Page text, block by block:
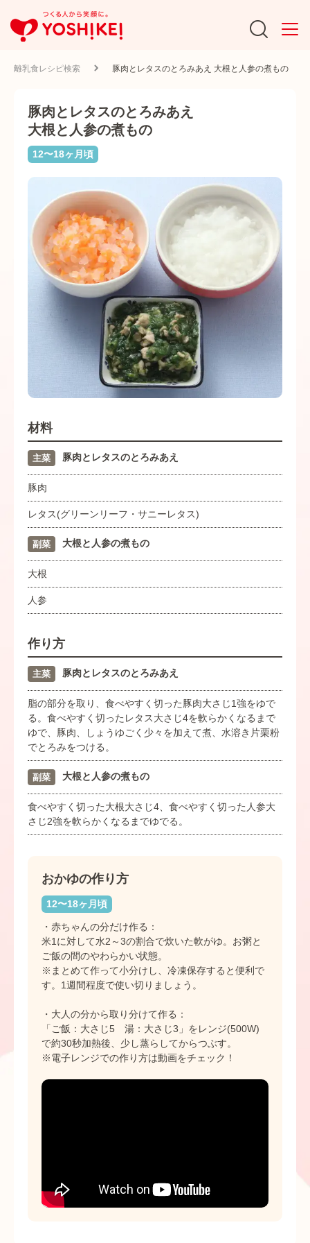
離乳食レシピ検索 豚肉とレタスのとろみあえ 大根と人参の煮もの
豚肉とレタスのとろみあえ
大根と人参の煮もの
12〜18ヶ月頃
材料
主菜 豚肉とレタスのとろみあえ
豚肉
レタス(グリーンリーフ・サニーレタス)
副菜 大根と人参の煮もの
大根
人参
作り方
主菜 豚肉とレタスのとろみあえ
脂の部分を取り、食べやすく切った豚肉大さじ1強をゆで
る。食べやすく切ったレタス大さじ4を軟らかくなるまで
ゆで、豚肉、しょうゆごく少々を加えて煮、水溶き片栗粉
でとろみをつける。
副菜 大根と人参の煮もの
食べやすく切った大根大さじ4、食べやすく切った人参大
さじ2強を軟らかくなるまでゆでる。
おかゆの作り方
12〜18ヶ月頃
・赤ちゃんの分だけ作る：
米1に対して水2～3の割合で炊いた軟がゆ。お粥と
ご飯の間のやわらかい状態。
※まとめて作って小分けし、冷凍保存すると便利で
す。1週間程度で使い切りましょう。
・大人の分から取り分けて作る：
「ご飯：大さじ5 湯：大さじ3」をレンジ(500W)
で約30秒加熱後、少し蒸らしてからつぶす。
※電子レンジでの作り方は動画をチェック！